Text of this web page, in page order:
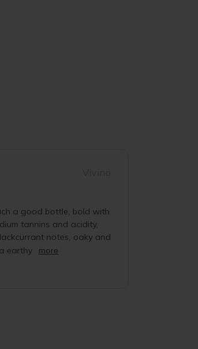
a good bottle, bold with
tannins and acidity,
notes, oaky and
earthy
more